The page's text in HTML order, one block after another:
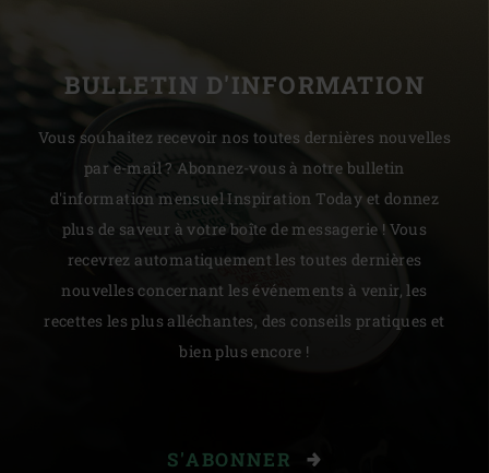
BULLETIN D'INFORMATION
Vous souhaitez recevoir nos toutes dernières nouvelles
par e-mail ? Abonnez-vous à notre bulletin
d'information mensuel Inspiration Today et donnez
plus de saveur à votre boîte de messagerie ! Vous
recevrez automatiquement les toutes dernières
nouvelles concernant les événements à venir, les
recettes les plus alléchantes, des conseils pratiques et
bien plus encore !
S'ABONNER